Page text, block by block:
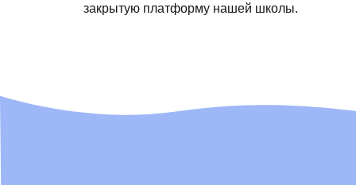
закрытую платформу нашей школы.